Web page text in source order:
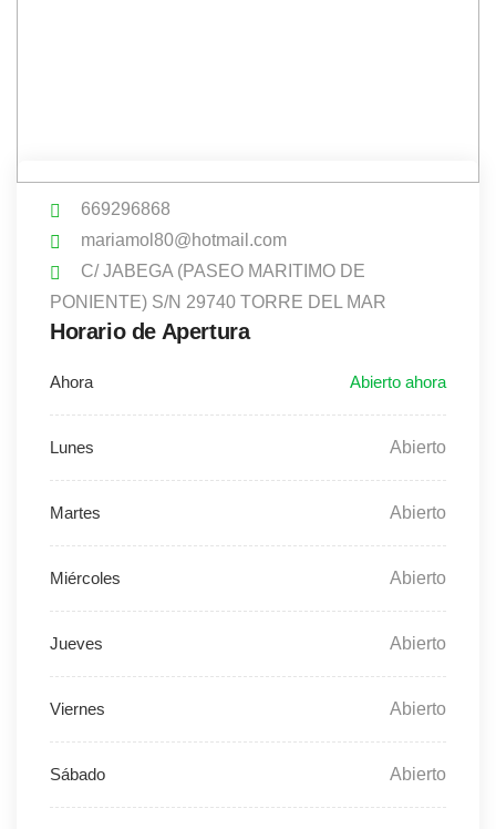
669296868
mariamol80@hotmail.com
C/ JABEGA (PASEO MARITIMO DE
PONIENTE) S/N 29740 TORRE DEL MAR
Horario de Apertura
Abierto
Abierto
Abierto
Abierto
Abierto
Abierto